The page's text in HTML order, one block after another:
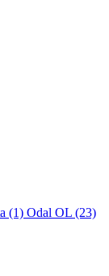
(1) Odal OL (23)